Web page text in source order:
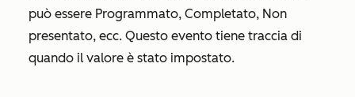
può essere Programmato, Completato, Non
presentato, ecc. Questo evento tiene traccia di
quando il valore è stato impostato.